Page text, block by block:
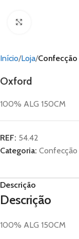
Início Loja Confecção
Oxford
100% ALG 150CM
REF: 54.42
Categoria: Confecção
Descrição
Descrição
100% ALG 150CM